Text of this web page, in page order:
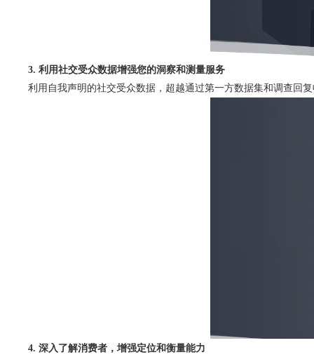
3. 利用社交受众数据增强您的洞察和测量服务
利用自我声明的社交受众数据，超越通过第一方数据集和调查回
4. 深入了解消费者，增强定位和衡量能力